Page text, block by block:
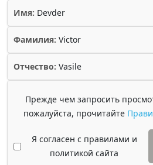
Имя: Devder
Фамилия: Victor
Отчество: Vasile
Прежде чем запросить
пожалуйста, прочитайте
Я согласен с правилами и
политикой сайта